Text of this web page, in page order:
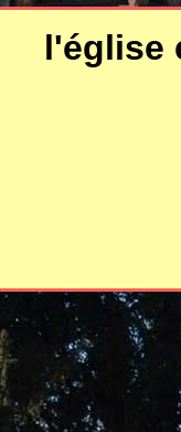
l'église